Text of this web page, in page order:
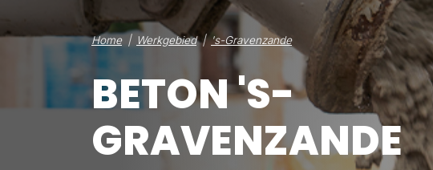
Home Werkgebied 's-Gravenzande
BETON 'S-
GRAVENZANDE